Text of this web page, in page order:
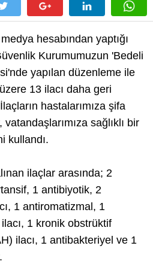
hesabından yaptığı
Kurumumuzun 'Bedeli
yapılan düzenleme ile
13 ilacı daha geri
hastalarımıza şifa
sağlıklı bir
kullandı.
ilaçlar arasında; 2
1 antibiyotik, 2
1 antiromatizmal, 1
1 kronik obstrüktif
ilacı, 1 antibakteriyel ve 1